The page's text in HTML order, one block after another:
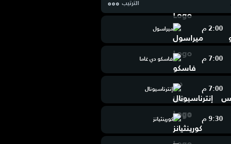
الترتيب
2:00 م ميراسول
7:00 م فاسكو دي غاما
7:00 م إنترناسيونال
9:30 م كورينثيانز